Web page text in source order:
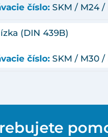
číslo: SKM / M24
(DIN 439B)
číslo: SKM / M30